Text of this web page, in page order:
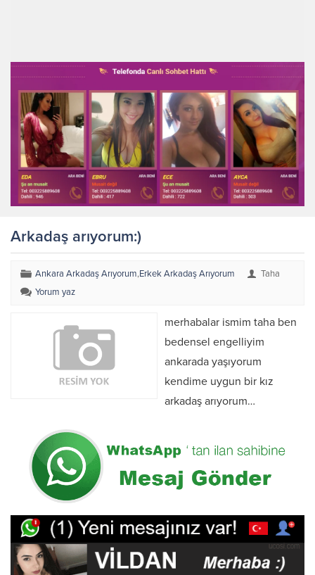
Arkadaş arıyorum:)
Ankara Arkadaş Arıyorum,Erkek Arkadaş Arıyorum
Taha
Yorum yaz
merhabalar ismim taha ben
bedensel engelliyim
ankarada yaşıyorum
kendime uygun bir kız
arkadaş arıyorum…